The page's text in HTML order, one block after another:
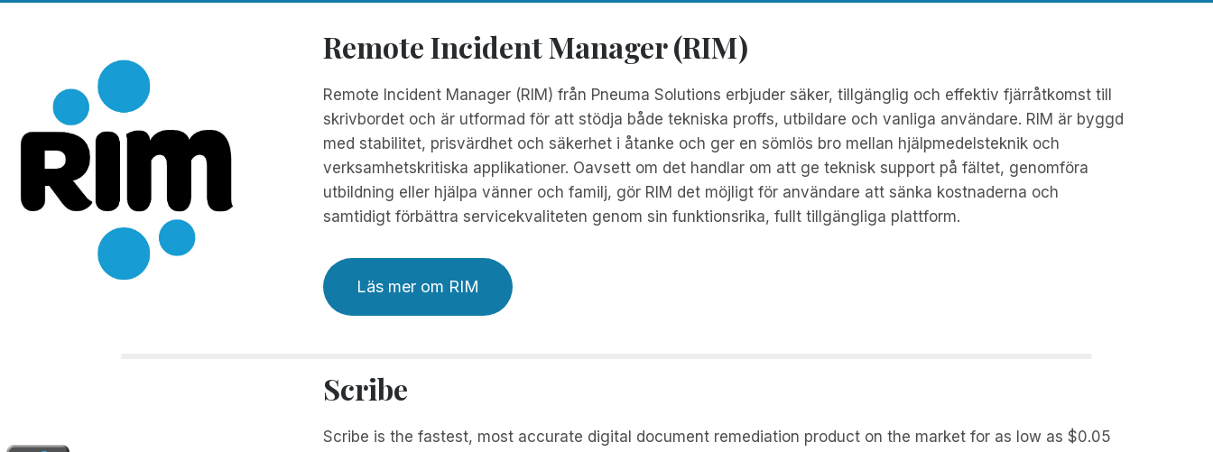
Remote Incident Manager (RIM)
Remote Incident Manager (RIM) från Pneuma Solutions erbjuder säker, tillgänglig och effektiv fjärråtkomst till
skrivbordet och är utformad för att stödja både tekniska proffs, utbildare och vanliga användare. RIM är byggd
med stabilitet, prisvärdhet och säkerhet i åtanke och ger en sömlös bro mellan hjälpmedelsteknik och
verksamhetskritiska applikationer. Oavsett om det handlar om att ge teknisk support på fältet, genomföra
utbildning eller hjälpa vänner och familj, gör RIM det möjligt för användare att sänka kostnaderna och
samtidigt förbättra servicekvaliteten genom sin funktionsrika, fullt tillgängliga plattform.
Läs mer om RIM
Scribe
Scribe is the fastest, most accurate digital document remediation product on the market for as low as $0.05